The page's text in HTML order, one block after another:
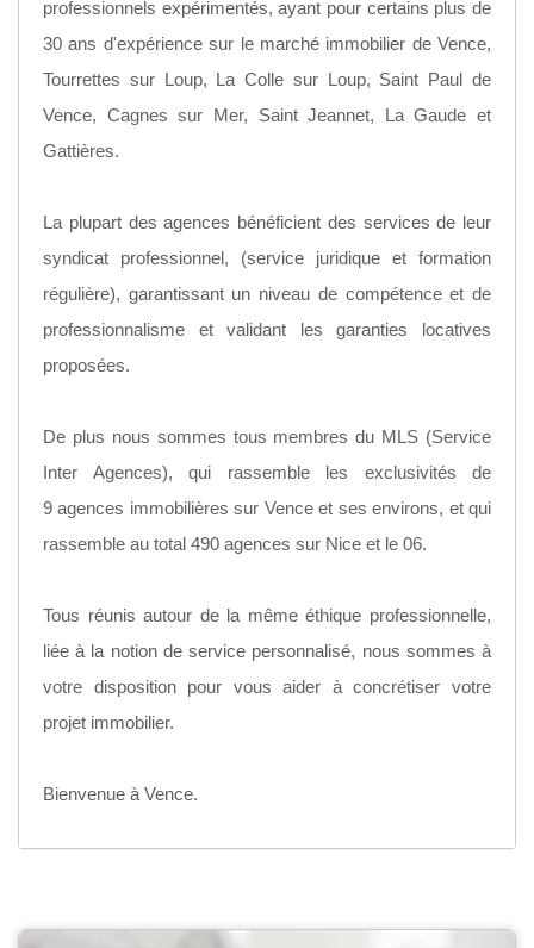
professionnels expérimentés, ayant pour certains plus de
30 ans d'expérience sur le marché immobilier de Vence,
Tourrettes sur Loup, La Colle sur Loup, Saint Paul de
Vence, Cagnes sur Mer, Saint Jeannet, La Gaude et
Gattières.
La plupart des agences bénéficient des services de leur
syndicat professionnel, (service juridique et formation
régulière), garantissant un niveau de compétence et de
professionnalisme et validant les garanties locatives
proposées.
De plus nous sommes tous membres du MLS (Service
Inter Agences), qui rassemble les exclusivités de
9 agences immobilières sur Vence et ses environs, et qui
rassemble au total 490 agences sur Nice et le 06.
Tous réunis autour de la même éthique professionnelle,
liée à la notion de service personnalisé, nous sommes à
votre disposition pour vous aider à concrétiser votre
projet immobilier.
Bienvenue à Vence.